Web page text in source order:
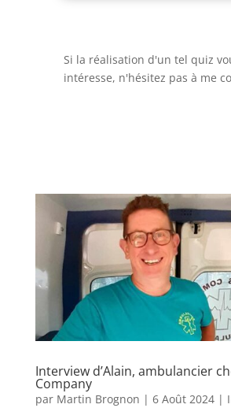
Si la réalisation d'un tel quiz
intéresse, n'hésitez pas à me
Interview d’Alain, ambulancier
Company
par Martin Brognon | 6 Août 2024|